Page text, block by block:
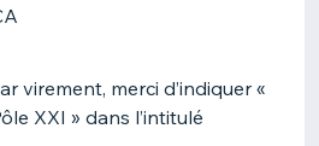
virement, merci d’indiquer «
XXI » dans l’intitulé